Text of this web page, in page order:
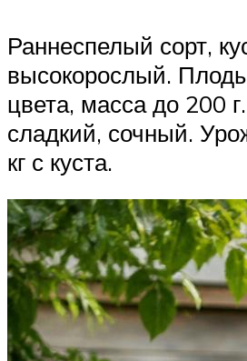
Раннеспелый сорт,
высокорослый.
цвета, масса до 200
сладкий, сочный.
кг с куста.